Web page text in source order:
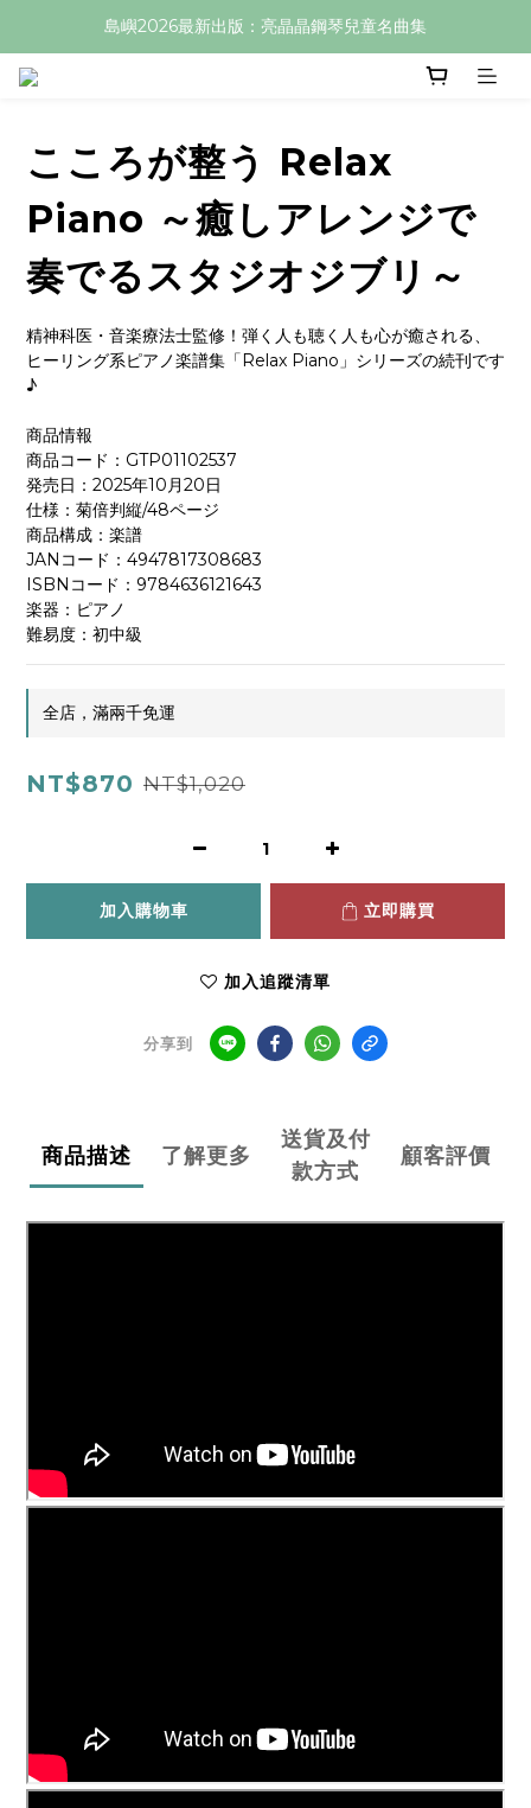
島嶼2026最新出版：亮晶晶鋼琴兒童名曲集
こころが整う Relax
Piano ～癒しアレンジで
奏でるスタジオジブリ～
精神科医・音楽療法士監修！弾く人も聴く人も心が癒される、
ヒーリング系ピアノ楽譜集「Relax Piano」シリーズの続刊です
♪
商品情報
発売日：2025年10月20日
仕様：菊倍判縦/48ページ
商品構成：楽譜
ISBNコード：9784636121643
難易度：初中級
全店，滿兩千免運
NT$870 NT$1,020
加入購物車 立即購買
加入追蹤清單
分享到
商品描述 了解更多
送貨及付
款方式
顧客評價